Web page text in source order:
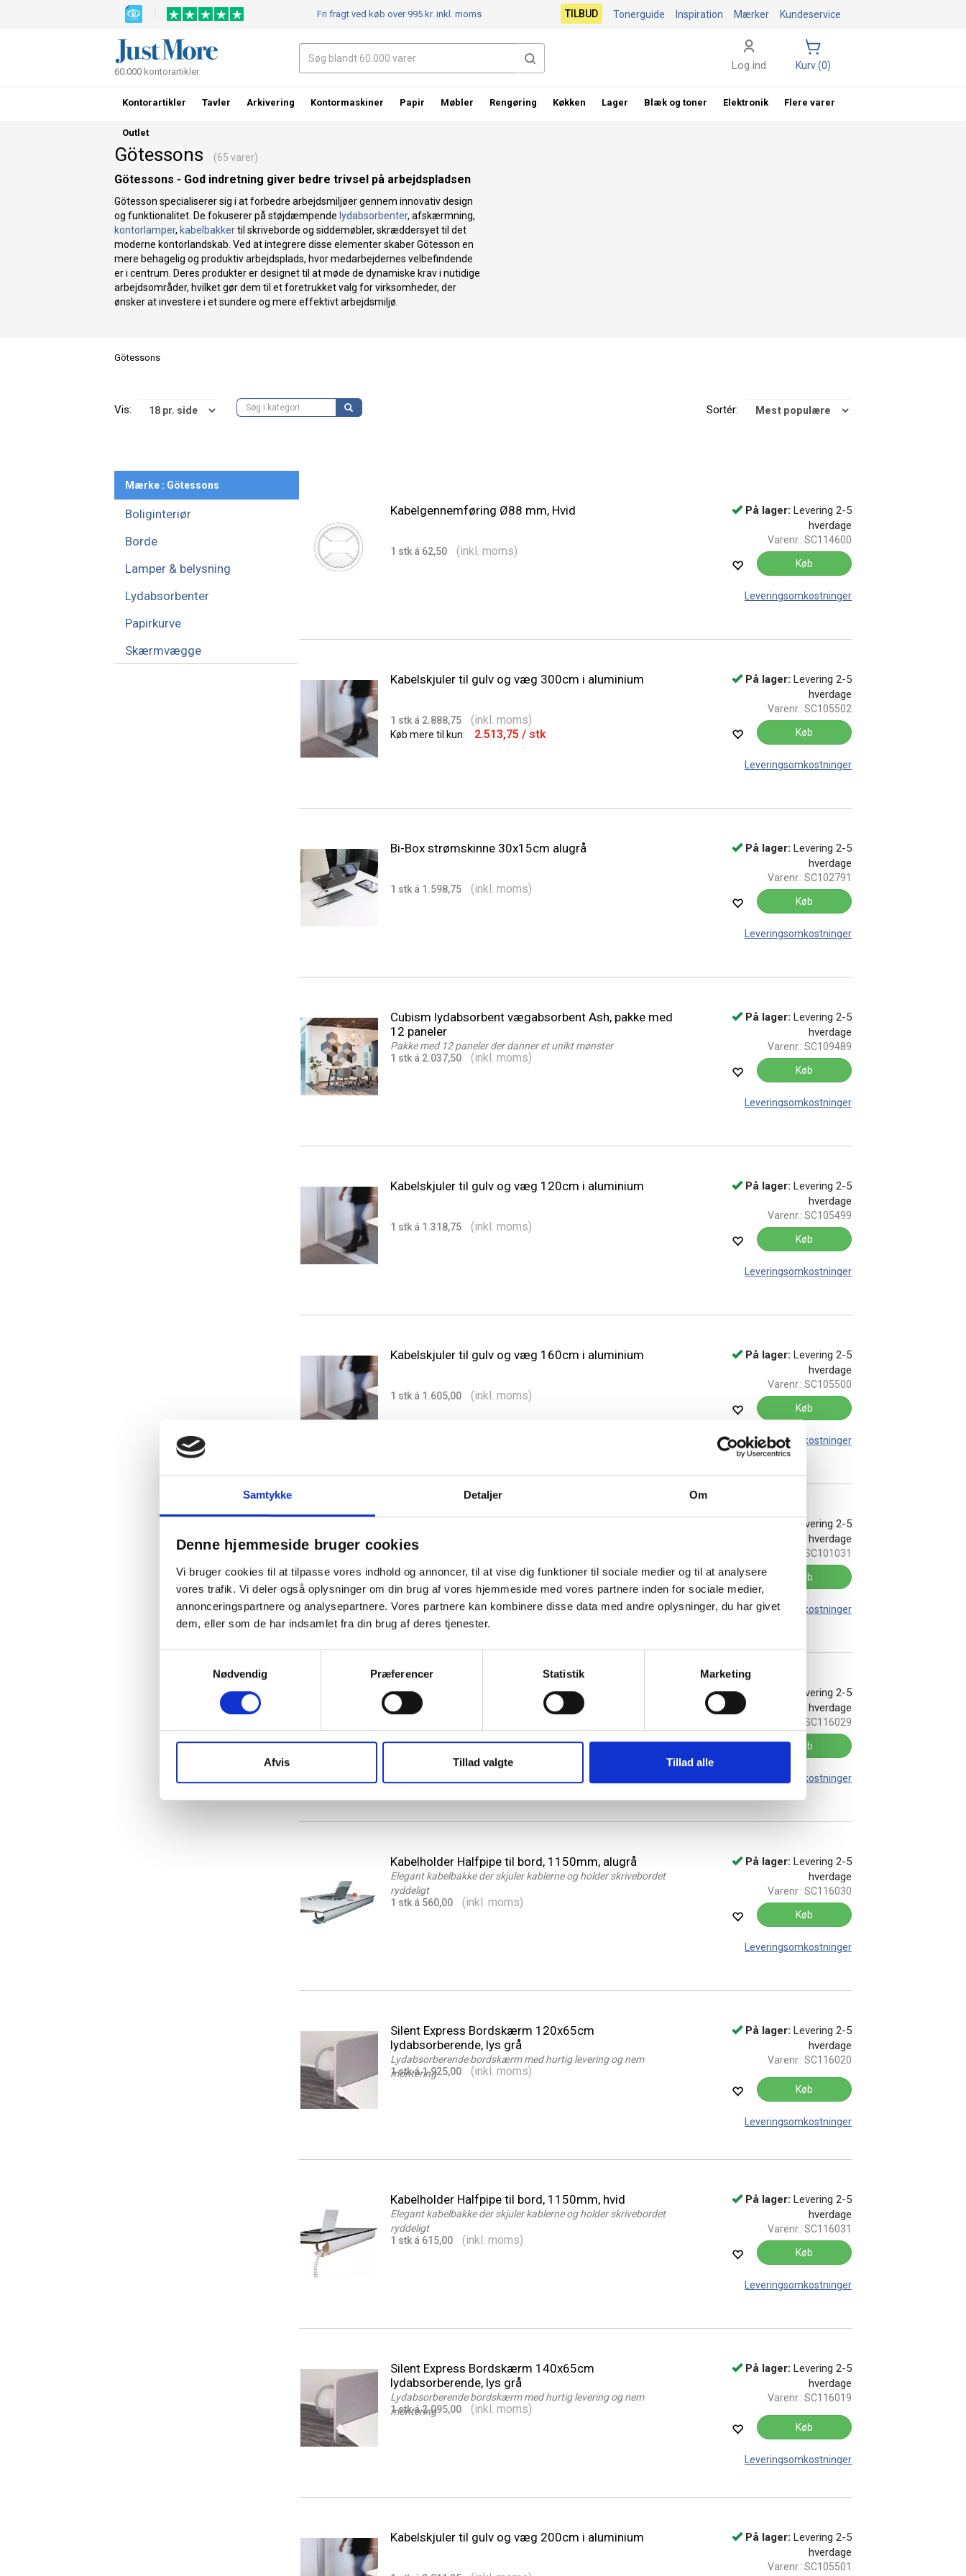
Samtykke Detaljer Om
Denne hjemmeside bruger cookies
Vi bruger cookies til at tilpasse vores indhold og annoncer, til at vise dig funktioner til sociale medier og til at analysere
vores trafik. Vi deler også oplysninger om din brug af vores hjemmeside med vores partnere inden for sociale medier,
annonceringspartnere og analysepartnere. Vores partnere kan kombinere disse data med andre oplysninger, du har givet
dem, eller som de har indsamlet fra din brug af deres tjenester.
Nødvendig
Præferencer Statistik Marketing
Afvis Tillad valgte Tillad alle
Götessons (65 varer)
Götessons - God indretning giver bedre trivsel på arbejdspladsen
Götesson specialiserer sig i at forbedre arbejdsmiljøer gennem innovativ design
og funktionalitet. De fokuserer på støjdæmpende lydabsorbenter, afskærmning,
kontorlamper, kabelbakkertil skriveborde og siddemøbler, skræddersyet til det
moderne kontorlandskab. Ved at integrere disse elementer skaber Götesson en
mere behagelig og produktiv arbejdsplads, hvor medarbejdernes velbefindende
er i centrum. Deres produkter er designet til at møde de dynamiske krav i nutidige
arbejdsområder, hvilket gør dem til et foretrukket valg for virksomheder, der
ønsker at investere i et sundere og mere effektivt arbejdsmiljø.
Götessons
Vis: Sortér:
Mærke : Götessons
Boliginteriør
Borde
Lamper & belysning
Lydabsorbenter
Papirkurve
Skærmvægge
Kabelgennemføring Ø88 mm, Hvid
1 stk á 62,50 (inkl. moms)
På lager: Levering 2-5
hverdage
Varenr.: SC114600
Køb
Leveringsomkostninger
Kabelskjuler til gulv og væg 300cm i aluminium
1 stk á 2.888,75 (inkl. moms)
På lager: Levering 2-5
hverdage
Varenr.: SC105502
Køb mere til kun: 2.513,75 / stk Køb
Leveringsomkostninger
Bi-Box strømskinne 30x15cm alugrå
1 stk á 1.598,75 (inkl. moms)
På lager: Levering 2-5
hverdage
Varenr.: SC102791
Køb
Leveringsomkostninger
Cubism lydabsorbent vægabsorbent Ash, pakke med
12 paneler
Pakke med 12 paneler der danner et unikt mønster
1 stk á 2.037,50
(inkl. moms)
På lager: Levering 2-5
hverdage
Varenr.: SC109489
Køb
Leveringsomkostninger
Kabelskjuler til gulv og væg 120cm i aluminium
1 stk á 1.318,75 (inkl. moms)
På lager: Levering 2-5
hverdage
Varenr.: SC105499
Køb
Leveringsomkostninger
Kabelskjuler til gulv og væg 160cm i aluminium
1 stk á 1.605,00 (inkl. moms)
På lager: Levering 2-5
hverdage
Varenr.: SC105500
Køb
Leveringsomkostninger
(inkl. moms)
Levering 2-5
hverdage
SC101031
Køb mere til kun: 1.137,50/ stk Køb
Leveringsomkostninger
Kabelholder Halfpipe til bord, 790mm, sort
Elegant kabelbakke der skjuler kablerne og holder skrivebordet
1 stk á 485,00
(inkl. moms)
Levering 2-5
hverdage
SC116029
Køb
Leveringsomkostninger
Kabelholder Halfpipe til bord, 1150mm, alugrå
Elegant kabelbakke der skjuler kablerne og holder skrivebordet
ryddeligt
1 stk á 560,00
(inkl. moms)
På lager: Levering 2-5
hverdage
Varenr.: SC116030
Køb
Leveringsomkostninger
Silent Express Bordskærm 120x65cm
lydabsorberende, lys grå
Lydabsorberende bordskærm med hurtig levering og nem
montering
1 stk á 1.925,00 (inkl. moms)
På lager: Levering 2-5
hverdage
Varenr.: SC116020
Køb
Leveringsomkostninger
Kabelholder Halfpipe til bord, 1150mm, hvid
Elegant kabelbakke der skjuler kablerne og holder skrivebordet
ryddeligt
1 stk á 615,00
(inkl. moms)
På lager: Levering 2-5
hverdage
Varenr.: SC116031
Køb
Leveringsomkostninger
Silent Express Bordskærm 140x65cm
lydabsorberende, lys grå
Lydabsorberende bordskærm med hurtig levering og nem
montering
1 stk á 2.095,00 (inkl. moms)
På lager: Levering 2-5
hverdage
Varenr.: SC116019
Køb
Leveringsomkostninger
Kabelskjuler til gulv og væg 200cm i aluminium På lager: Levering 2-5
hverdage
Varenr.: SC105501
Fri fragt ved køb over 995 kr.inkl. moms Kundeservice
Mærker
Inspiration
Tonerguide
TILBUD
60.000 kontorartikler Log ind Kurv (0)
Kontorartikler Tavler Arkivering Kontormaskiner Papir Møbler Rengøring Køkken Lager Blæk og toner Elektronik Flere varer
Outlet